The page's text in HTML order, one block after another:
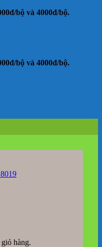
bộ và 4000đ/bộ.
bộ và 4000đ/bộ.
hàng.